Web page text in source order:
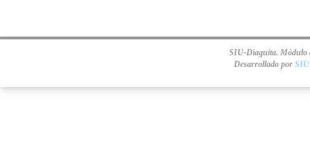
SIU-Diaguita. Módulo
Desarrollado por SIU